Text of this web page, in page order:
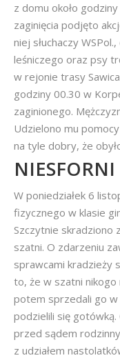
z domu około
zaginięcia podjęto
niej słuchaczy
leśniczego oraz psy
w rejonie trasy
godziny 00.30 w
zaginionego.
Udzielono mu
na tyle dobry, że
W poniedziałek 6
fizycznego w klasie
Szczytnie skradziono
szatni. O zdarzeniu
sprawcami kradzieży
to, że w szatni nikogo
potem sprzedali go w
podzielili się gotówką.
przed sądem
z udziałem